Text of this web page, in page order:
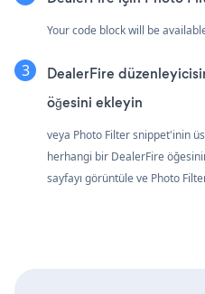
Your code block will be
DealerFire
öğesini ekleyin
veya Photo Filter snippet'inin
herhangi bir DealerFire
sayfayı görüntüle ve Photo